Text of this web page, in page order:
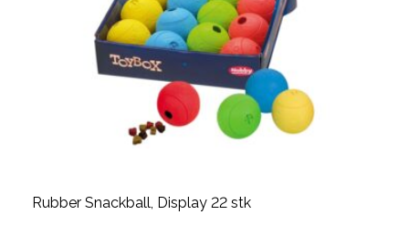
Rubber Snackball, Display 22 stk